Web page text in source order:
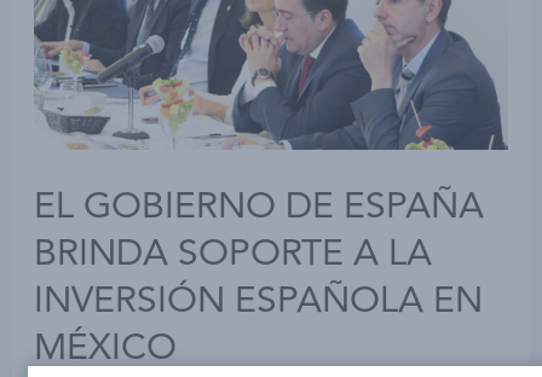
EL GOBIERNO DE ESPAÑA
BRINDA SOPORTE A LA
INVERSIÓN ESPAÑOLA EN
MÉXICO